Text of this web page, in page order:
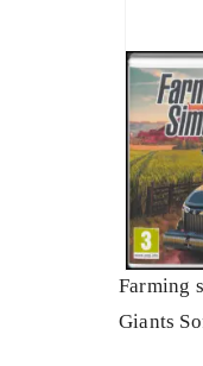
Farming
Giants